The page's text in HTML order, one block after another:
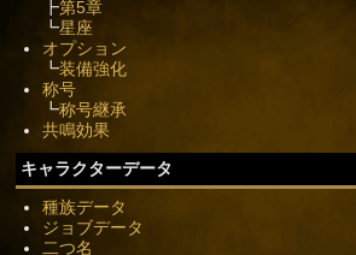
┣第5章
┗星座
オプション
┗装備強化
称号
┗称号継承
共鳴効果
キャラクターデータ
種族データ
ジョブデータ
二つ名